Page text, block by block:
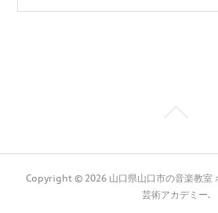
Copyright © 2026 山口県山口市の音楽教室
芸術アカデミー.